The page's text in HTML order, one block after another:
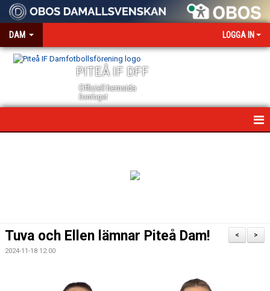
DAM LOGGA IN
PITEÅ IF DFF
Officiell hemsida
Damlaget
KALENDER
>
<
Tuva och Ellen lämnar Piteå Dam!
2024-11-18 12:00